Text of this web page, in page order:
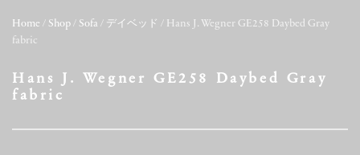
Home / Shop / Sofa / デイベッド / Hans J. Wegner GE258 Daybed Gray
fabric
Hans J. Wegner GE258 Daybed Gray
fabric